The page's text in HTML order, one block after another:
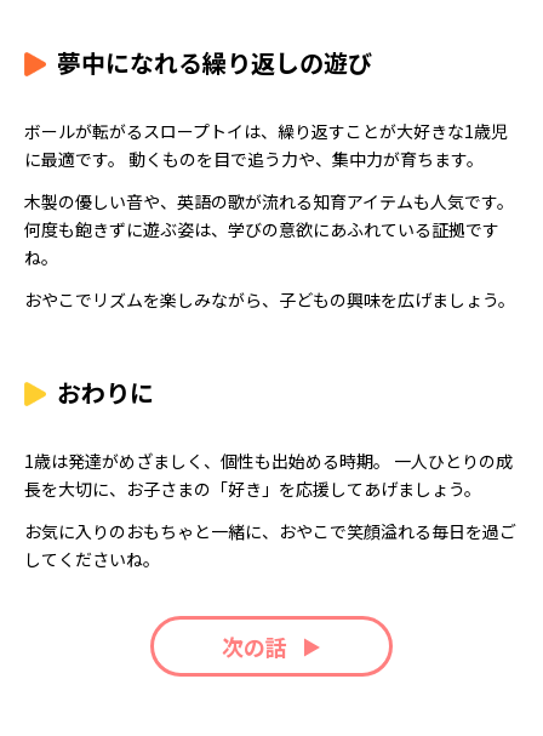
夢中になれる繰り返しの遊び
ボールが転がるスロープトイは、繰り返すことが大好きな1歳児
に最適です。 動くものを目で追う力や、集中力が育ちます。
木製の優しい音や、英語の歌が流れる知育アイテムも人気です。
何度も飽きずに遊ぶ姿は、学びの意欲にあふれている証拠です
ね。
おやこでリズムを楽しみながら、子どもの興味を広げましょう。
おわりに
1歳は発達がめざましく、個性も出始める時期。 一人ひとりの成
長を大切に、お子さまの「好き」を応援してあげましょう。
お気に入りのおもちゃと一緒に、おやこで笑顔溢れる毎日を過ご
してくださいね。
次の話